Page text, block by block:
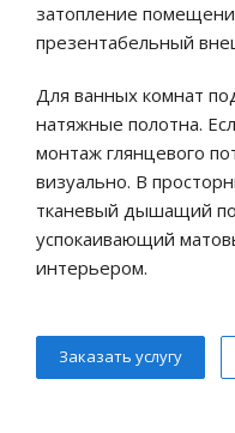
затопление
презентабельный
Для ванных комнат
натяжные полотна.
монтаж глянцевого
визуально. В
тканевый дышащий
успокаивающий
интерьером.
Заказать услугу